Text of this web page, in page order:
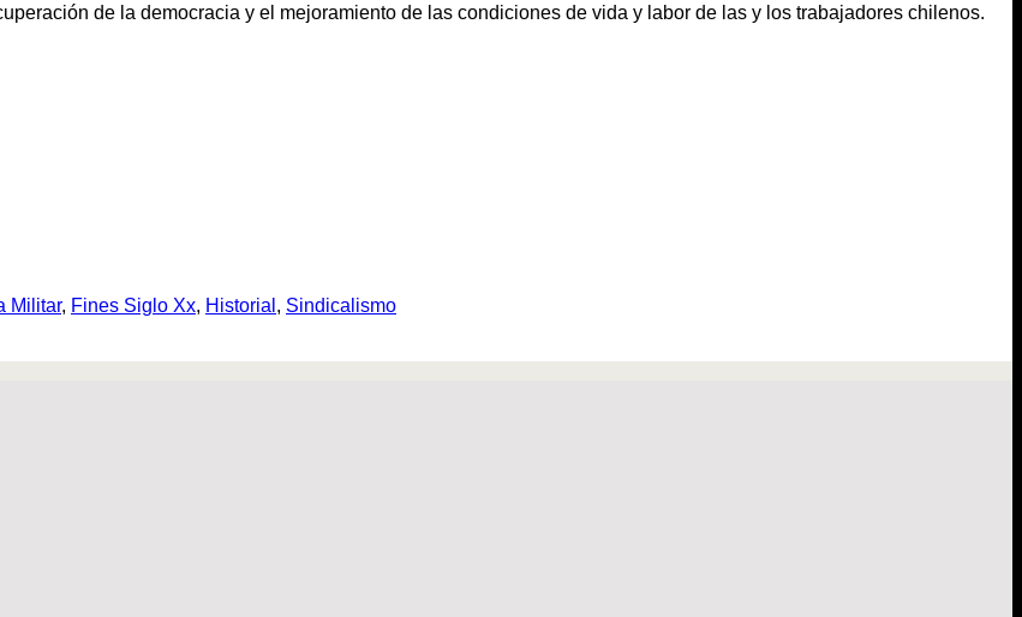
de la democracia y el mejoramiento de las condiciones de vida y labor de las y los trabajadores chilenos.
Militar, Fines Siglo Xx, Historial , Sindicalismo